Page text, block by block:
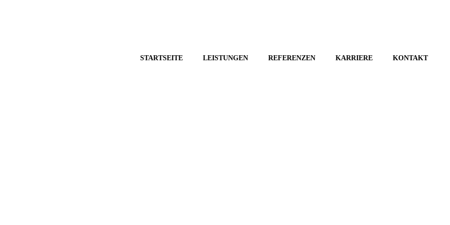
STARTSEITE LEISTUNGEN REFERENZEN KARRIERE KONTAKT